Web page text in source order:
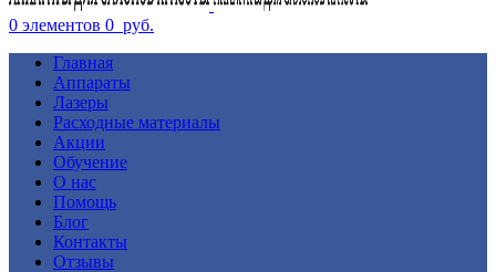
0 элементов 0 руб.
Главная
Аппараты
Лазеры
Расходные материалы
Акции
Обучение
О нас
Помощь
Блог
Контакты
Отзывы